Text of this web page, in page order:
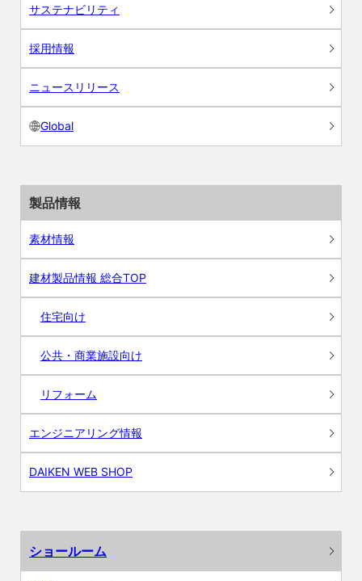
サステナビリティ
採用情報
ニュースリリース
Global
製品情報
素材情報
建材製品情報 総合TOP
住宅向け
公共・商業施設向け
リフォーム
エンジニアリング情報
DAIKEN WEB SHOP
ショールーム